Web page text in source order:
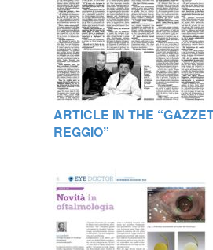
ARTICLE IN THE
REGGIO”